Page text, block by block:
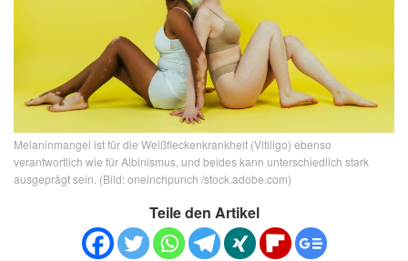
Melaninmangel ist für die Weißfleckenkrankheit (Vitiligo) ebenso
verantwortlich wie für Albinismus, und beides kann unterschiedlich stark
ausgeprägt sein. (Bild: oneinchpunch /stock.adobe.com)
Teile den Artikel